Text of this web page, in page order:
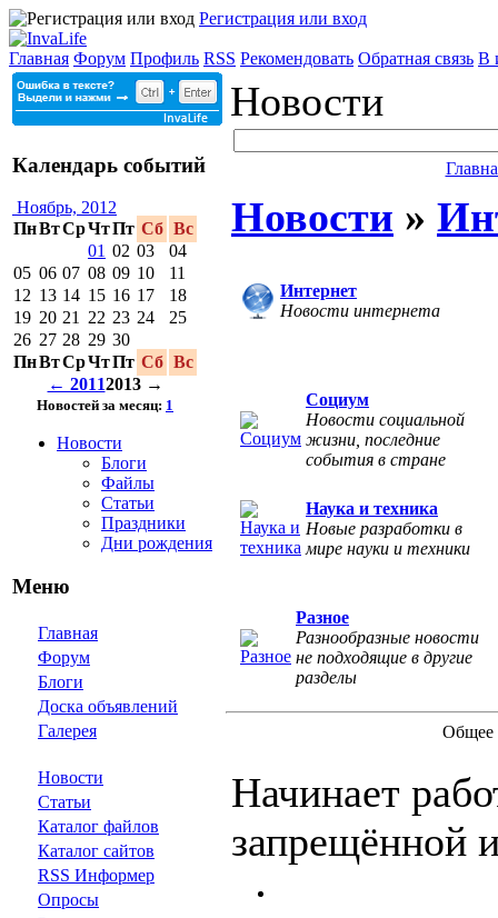
Регистрация или вход
Главная Форум Профиль RSS Рекомендовать Обратная связь В
Календарь событий
Ноябрь, 2012
ПнВтСрЧтПт Сб Вс
01 02 03
04
05 06 07 08 09 10
11
12 13 14 15 16 17
18
19 20 21 22 23 24
25
26 27 28 29 30
Новостей за месяц: 1
ПнВтСрЧтПт Сб Вс
← 20112013 →
Новости
Блоги
Файлы
Статьи
Праздники
Дни рождения
Меню
Главная
Форум
Блоги
Доска объявлений
Галерея
Новости
Статьи
Каталог файлов
Каталог сайтов
RSS Информер
Опросы
Новости
Новости »
Интернет
Новости интернета
Социум
Новости социальной
жизни, последние
события в стране
Наука и техника
Новые разработки в
мире науки и техники
Разное
Разнообразные новости
не подходящие в другие
разделы
Общее
Начинает
запрещённой